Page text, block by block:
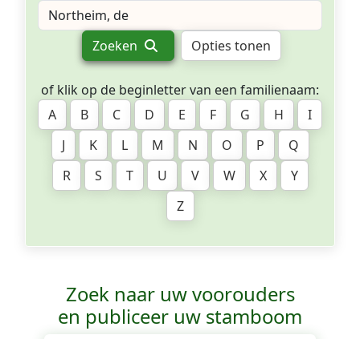
Zoeken Opties tonen
of klik op de beginletter van een familienaam:
A
B C D E F G H
I
J
K L M N O P
Q
R
S T U V W X
Y
Z
Zoek naar uw voorouders
en publiceer uw stamboom